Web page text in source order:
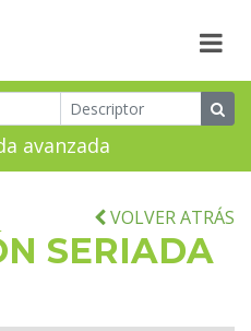
avanzada
VOLVER ATRÁS
SERIADA